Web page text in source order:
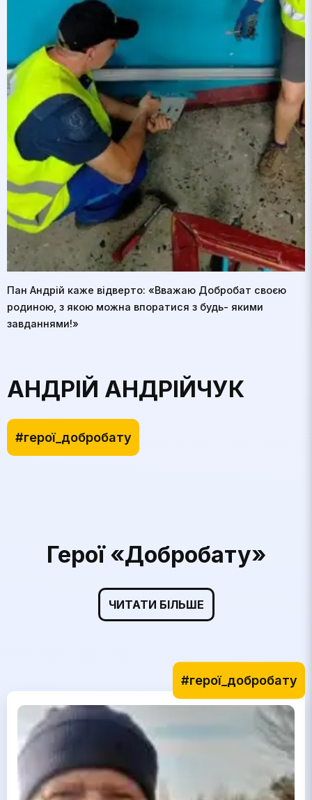
#герої_добробату
АНДРІЙ АНДРІЙЧУК
Пан Андрій каже відверто: «Вважаю Добробат своєю
родиною, з якою можна впоратися з будь- якими
завданнями!»
Герої «Добробату»
ЧИТАТИ БІЛЬШЕ
#герої_добробату